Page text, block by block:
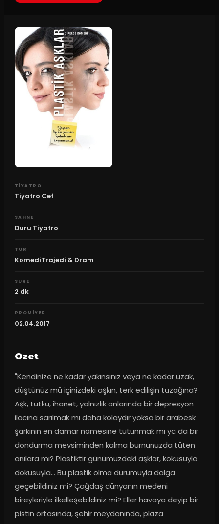
TIYATRO
Tiyatro Cef
SAHNE
Duru Tiyatro
TUR
KomediTrajedi & Dram
SURE
2 dk
PROMIYER
02.04.2017
Ozet
"Kendinize ne kadar yakınsınız veya ne kadar uzak,
düştünüz mü içinizdeki aşkın, terk edilişin tuzağına?
Aşk, tutku, ihanet, yalnızlık anlarında bir depresyon
ilacına sarılmak mı daha kolaydır yoksa bir arabesk
şarkının en damar namesine tutunmak mı ya da bir
dondurma mevsiminden kalma burnunuzda tüten
anılara mı? Plastiktir günümüzdeki aşklar, kokusuyla
dokusuyla... Bu plastik olma durumuyla dalga
geçebildiniz mi? Çağdaş dünyanın medeni
bireyleriyle ilkelleşebildiniz mi? Eller havaya deyip bir
pistin ortasında, şehir meydanında, plaza